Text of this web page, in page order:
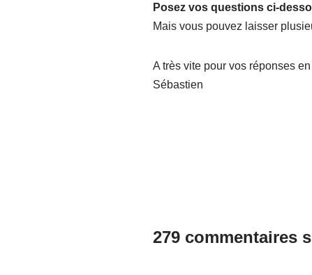
Posez vos questions ci-
Mais vous pouvez laisser
A très vite pour vos réponses
Sébastien
279 commentaires